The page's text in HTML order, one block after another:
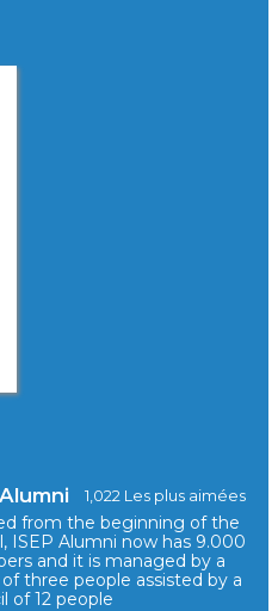
1,022 Les plus aimées
from the beginning of the
ISEP Alumni now has 9.000
and it is managed by a
three people assisted by a
of 12 people